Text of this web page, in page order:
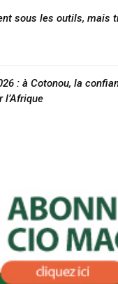
sous les outils, mais
: à Cotonou, la
l’Afrique